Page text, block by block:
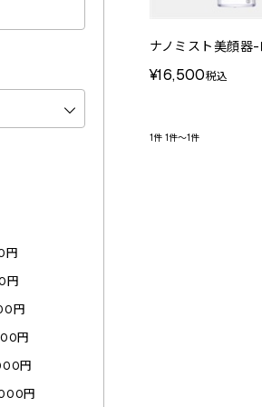
円
円
円
円
円
円
ナノミスト美顔
¥16,500税込
1件 1件～1件